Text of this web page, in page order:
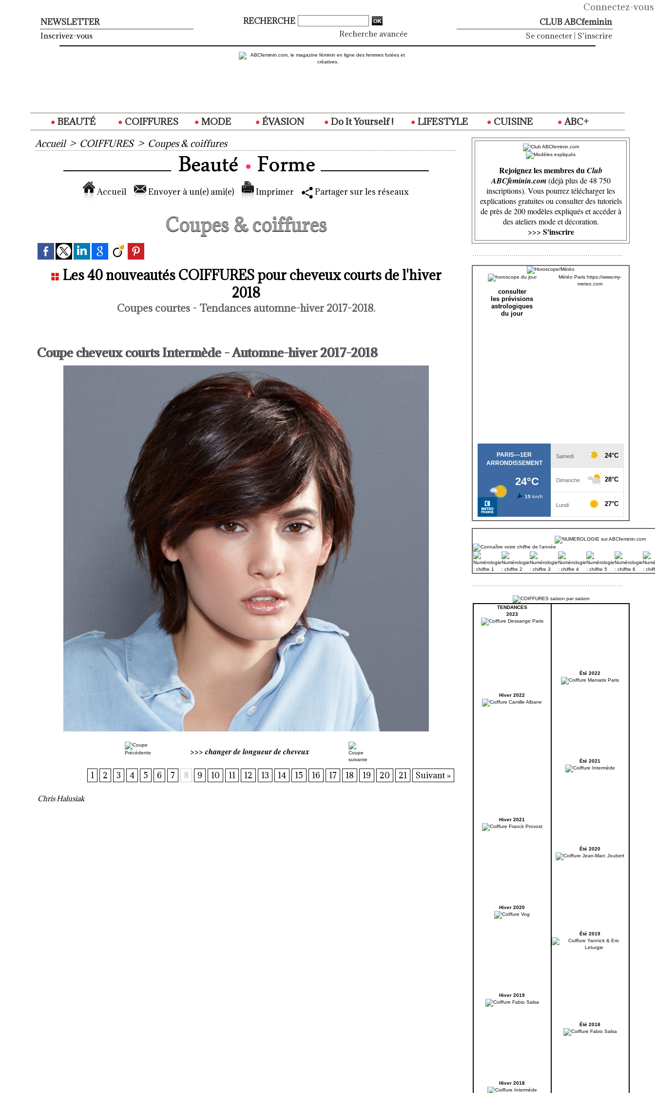
Connectez-vous
NEWSLETTER
Inscrivez-vous
RECHERCHE
Recherche avancée
CLUB ABCfeminin
Se connecter S'inscrire
BEAUTÉ COIFFURES MODE ÉVASION Do It Yourself ! LIFESTYLE CUISINE
ABC+
Accueil > COIFFURES > Coupes & coiffures
Accueil Envoyer à un(e) ami(e) Imprimer Partager sur les réseaux
Coupes & coiffures
Les 40 nouveautés COIFFURES pour cheveux courts de l'hiver
2018
Coupes courtes - Tendances automne-hiver 2017-2018.
Coupe cheveux courts Intermède - Automne-hiver 2017-2018
>>> changer de longueur de cheveux
1 2 3 4 5 6 7 8 9 10 11 12 13 14 15 16 17 18 19 20 21 Suivant »
Chris Halusiak
Rejoignez les membres duClub
ABCfeminin.com(déjà plus de 48 750
inscriptions). Vous pourrez télécharger les
explications gratuites ou consulter des tutoriels
de près de 200 modèles expliqués et accéder à
des ateliers mode et décoration.
>>> S'inscrire
consulter
les prévisions
astrologiques
du jour
Météo Paris https://www.my-
meteo.com
TENDANCES
2023
Hiver 2022
Hiver 2021
Hiver 2020
Hiver 2019
Hiver 2018
Été 2022
Été 2021
Été 2020
Été 2019
Été 2018